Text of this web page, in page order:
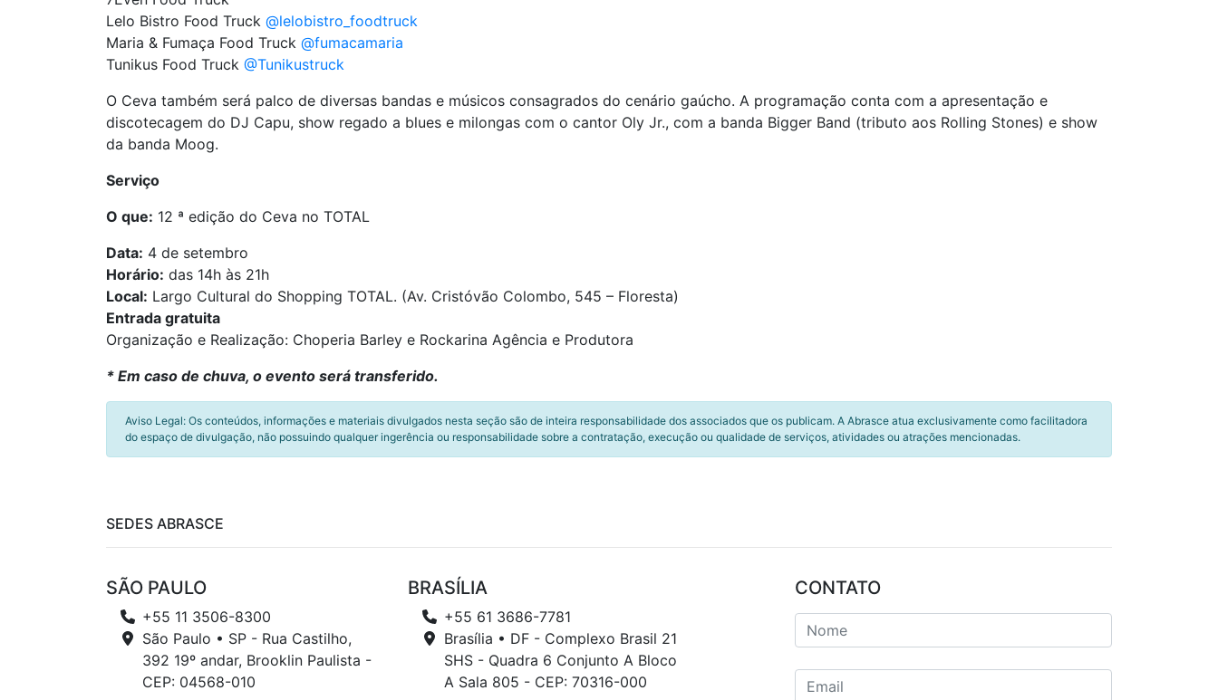
Lelo Bistro Food Truck @lelobistro_foodtruck
Maria & Fumaça Food Truck @fumacamaria
Tunikus Food Truck @Tunikustruck
O Ceva também será palco de diversas bandas e músicos consagrados do cenário gaúcho. A programação conta com a apresentação e
discotecagem do DJ Capu, show regado a blues e milongas com o cantor Oly Jr., com a banda Bigger Band (tributo aos Rolling Stones) e show
da banda Moog.
Serviço
O que: 12 ª edição do Ceva no TOTAL
Data: 4 de setembro
Horário: das 14h às 21h
Local: Largo Cultural do Shopping TOTAL. (Av. Cristóvão Colombo, 545 – Floresta)
Entrada gratuita
Organização e Realização: Choperia Barley e Rockarina Agência e Produtora
* Em caso de chuva, o evento será transferido.
Aviso Legal: Os conteúdos, informações e materiais divulgados nesta seção são de inteira responsabilidade dos associados que os publicam. A Abrasce atua exclusivamente como facilitadora
do espaço de divulgação, não possuindo qualquer ingerência ou responsabilidade sobre a contratação, execução ou qualidade de serviços, atividades ou atrações mencionadas.
SEDES ABRASCE
SÃO PAULO
+55 11 3506-8300
São Paulo • SP - Rua Castilho,
392 19º andar, Brooklin Paulista -
CEP: 04568-010
BRASÍLIA
+55 61 3686-7781
Brasília • DF - Complexo Brasil 21
SHS - Quadra 6 Conjunto A Bloco
A Sala 805 - CEP: 70316-000
CONTATO